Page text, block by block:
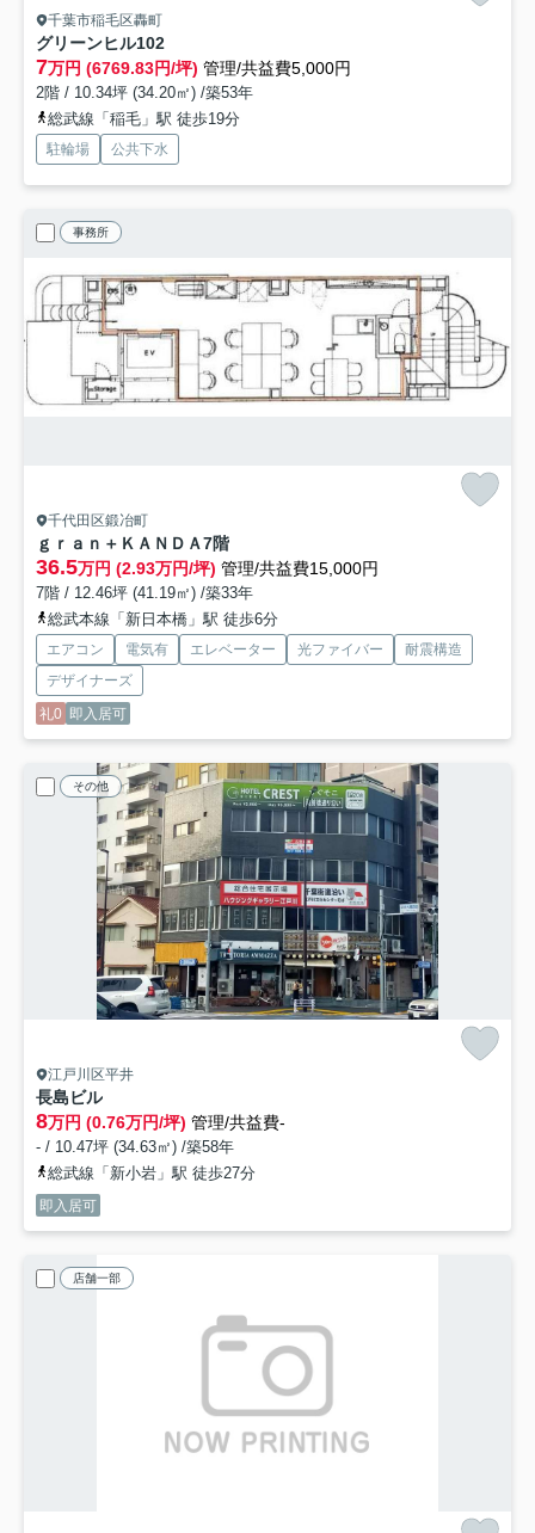
千葉市稲毛区轟町
グリーンヒル102
7万円 (6769.83円/坪) 管理/共益費5,000円
2階 / 10.34坪 (34.20㎡) /築53年
総武線「稲毛」駅 徒歩19分
駐輪場 公共下水
事務所
千代田区鍛冶町
ｇｒａｎ＋ＫＡＮＤＡ7階
36.5万円 (2.93万円/坪) 管理/共益費15,000円
7階 / 12.46坪 (41.19㎡) /築33年
総武本線「新日本橋」駅 徒歩6分
エアコン 電気有 エレベーター 光ファイバー
耐震構造
デザイナーズ
礼0 即入居可
その他
江戸川区平井
長島ビル
8万円 (0.76万円/坪) 管理/共益費-
- / 10.47坪 (34.63㎡) /築58年
総武線「新小岩」駅 徒歩27分
即入居可
店舗一部